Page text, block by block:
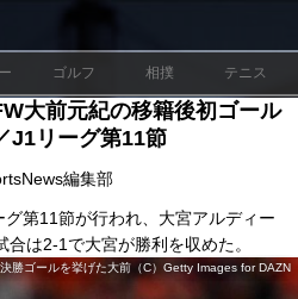
ゴルフ 相撲 テニス
大前元紀の移籍後初ゴール
J1リーグ第11節
編集部
第11節が行われ、大宮アルディー
は2-1で大宮が勝利を収めた。
決勝ゴールを挙げた大前（C）Getty Images for DAZN